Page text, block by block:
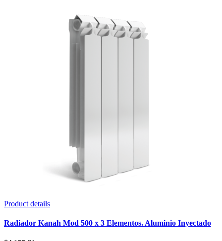
Product details
Radiador Kanah Mod 500 x 3 Elementos. Aluminio Inyectado